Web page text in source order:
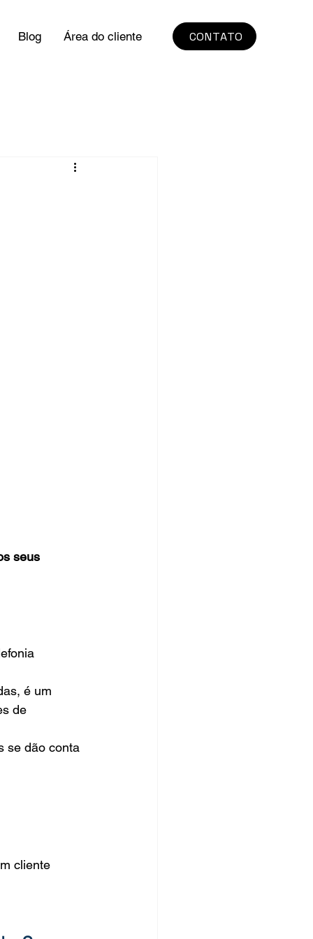
Blog Área do cliente CONTATO
seus
é um
de
se dão conta
cliente